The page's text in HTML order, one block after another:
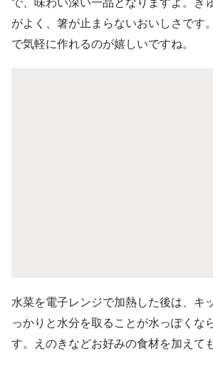
がよく、箸が止まらないおいしさです
で気軽に作れるのが嬉しいですね。
水菜を電子レンジで加熱した後は、キ
っかりと水分を取ることが水っぽくな
す。えのきなどお好みの食材を加えて